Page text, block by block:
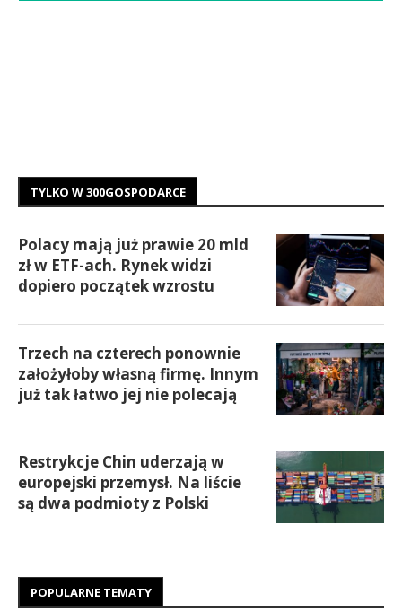
TYLKO W 300GOSPODARCE
Polacy mają już prawie 20 mld
zł w ETF-ach. Rynek widzi
dopiero początek wzrostu
Trzech na czterech ponownie
założyłoby własną firmę. Innym
już tak łatwo jej nie polecają
Restrykcje Chin uderzają w
europejski przemysł. Na liście
są dwa podmioty z Polski
POPULARNE TEMATY